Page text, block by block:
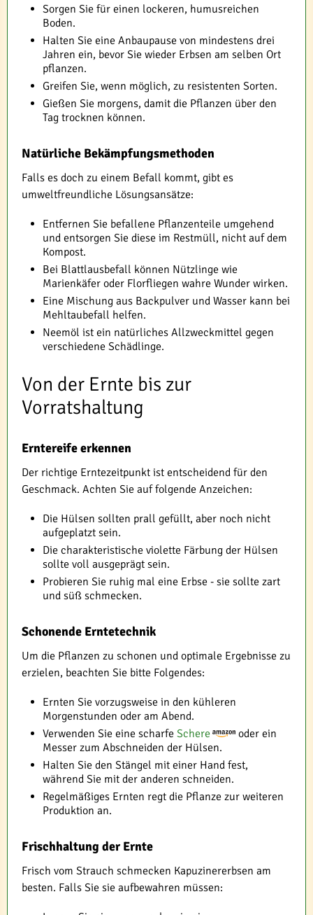
Sorgen Sie für einen lockeren, humusreichen
Boden.
Halten Sie eine Anbaupause von mindestens drei
Jahren ein, bevor Sie wieder Erbsen am selben Ort
pflanzen.
Greifen Sie, wenn möglich, zu resistenten Sorten.
Gießen Sie morgens, damit die Pflanzen über den
Tag trocknen können.
Natürliche Bekämpfungsmethoden
Falls es doch zu einem Befall kommt, gibt es
umweltfreundliche Lösungsansätze:
Entfernen Sie befallene Pflanzenteile umgehend
und entsorgen Sie diese im Restmüll, nicht auf dem
Kompost.
Bei Blattlausbefall können Nützlinge wie
Marienkäfer oder Florfliegen wahre Wunder wirken.
Eine Mischung aus Backpulver und Wasser kann bei
Mehltaubefall helfen.
Neemöl ist ein natürliches Allzweckmittel gegen
verschiedene Schädlinge.
Von der Ernte bis zur
Vorratshaltung
Erntereife erkennen
Der richtige Erntezeitpunkt ist entscheidend für den
Geschmack. Achten Sie auf folgende Anzeichen:
Die Hülsen sollten prall gefüllt, aber noch nicht
aufgeplatzt sein.
Die charakteristische violette Färbung der Hülsen
sollte voll ausgeprägt sein.
Probieren Sie ruhig mal eine Erbse - sie sollte zart
und süß schmecken.
Schonende Erntetechnik
Um die Pflanzen zu schonen und optimale Ergebnisse zu
erzielen, beachten Sie bitte Folgendes:
Ernten Sie vorzugsweise in den kühleren
Morgenstunden oder am Abend.
Verwenden Sie eine scharfe Schere
oder ein
Messer zum Abschneiden der Hülsen.
Halten Sie den Stängel mit einer Hand fest,
während Sie mit der anderen schneiden.
Regelmäßiges Ernten regt die Pflanze zur weiteren
Produktion an.
Frischhaltung der Ernte
Frisch vom Strauch schmecken Kapuzinererbsen am
besten. Falls Sie sie aufbewahren müssen: